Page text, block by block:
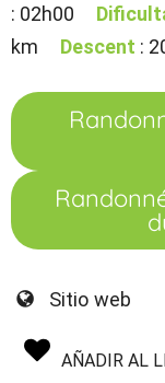
: 02h00
km
Descent :
Sitio web
AÑADIR AL